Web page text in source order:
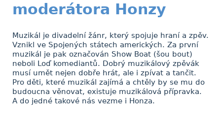
moderátora Honzy
Muzikál je divadelní žánr, který spojuje hraní a zpěv.
Vznikl ve Spojených státech amerických. Za první
muzikál je pak označován Show Boat (šou bout)
neboli Loď komediantů. Dobrý muzikálový zpěvák
musí umět nejen dobře hrát, ale i zpívat a tančit.
Pro děti, které muzikál zajímá a chtěly by se mu do
budoucna věnovat, existuje muzikálová přípravka.
A do jedné takové nás vezme i Honza.